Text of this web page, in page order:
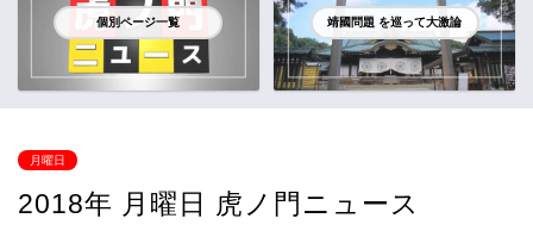
個別ページ一覧 靖國問題 を巡って大激論
月曜日
2018年 月曜日 虎ノ門ニュース